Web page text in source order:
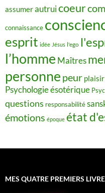
assumerautruicoeur
connaissance
esprit idée Jésus l'ego
l’homme Maîtres
personne peur plaisir
Psychologie ésotérique
questions responsabilité
émotions époque état
MES QUATRE PREMIERS